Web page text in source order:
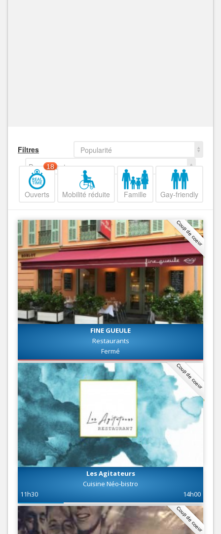
Filtres
Popularité
Decroissant
Ouverts
18
Mobilité réduite Famille Gay-friendly
Coup de coeur
FINE GUEULE
Restaurants
Fermé
Coup de coeur
Les Agitateurs
Cuisine Néo-bistro
11h30
14h00
Coup de coeur